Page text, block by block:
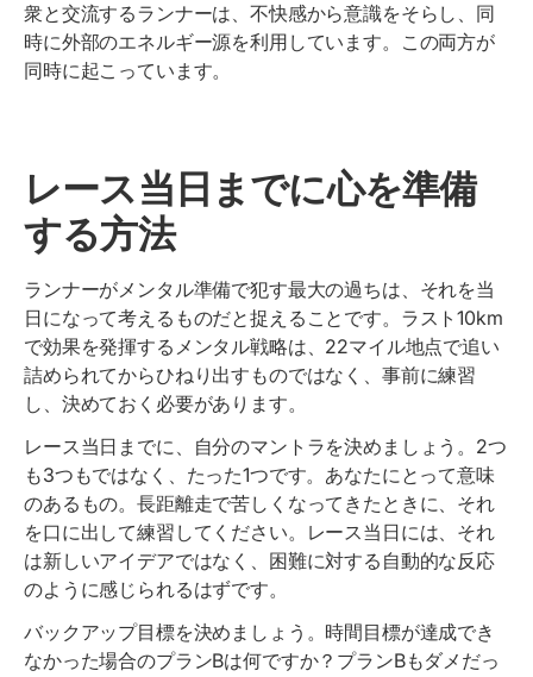
衆と交流するランナーは、不快感から意識をそらし、同
時に外部のエネルギー源を利用しています。この両方が
同時に起こっています。
レース当日までに心を準備
する方法
ランナーがメンタル準備で犯す最大の過ちは、それを当
日になって考えるものだと捉えることです。ラスト10km
で効果を発揮するメンタル戦略は、22マイル地点で追い
詰められてからひねり出すものではなく、事前に練習
し、決めておく必要があります。
レース当日までに、自分のマントラを決めましょう。2つ
も3つもではなく、たった1つです。あなたにとって意味
のあるもの。長距離走で苦しくなってきたときに、それ
を口に出して練習してください。レース当日には、それ
は新しいアイデアではなく、困難に対する自動的な反応
のように感じられるはずです。
バックアップ目標を決めましょう。時間目標が達成でき
なかった場合のプランBは何ですか？プランBもダメだっ